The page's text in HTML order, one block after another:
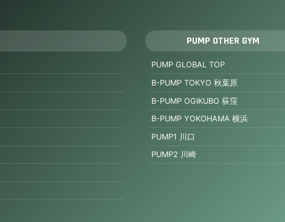
PUMP OTHER GYM
PUMP GLOBAL TOP
B-PUMP TOKYO 秋葉原
B-PUMP OGIKUBO 荻窪
B-PUMP YOKOHAMA 横浜
PUMP1 川口
PUMP2 川崎